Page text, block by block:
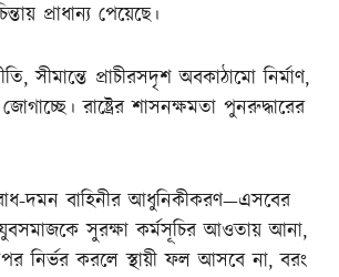
প্রাধান্য পেয়েছে।
প্রাচীরসদৃশ অবকাঠামো নির্মাণ,
রাষ্ট্রের শাসনক্ষমতা পুনরুদ্ধারের
দমন বাহিনীর আধুনিকীকরণ—এসবের
যুবসমাজকে সুরক্ষা কর্মসূচির আওতায় আনা,
নির্ভর করলে স্থায়ী ফল আসবে না, বরং